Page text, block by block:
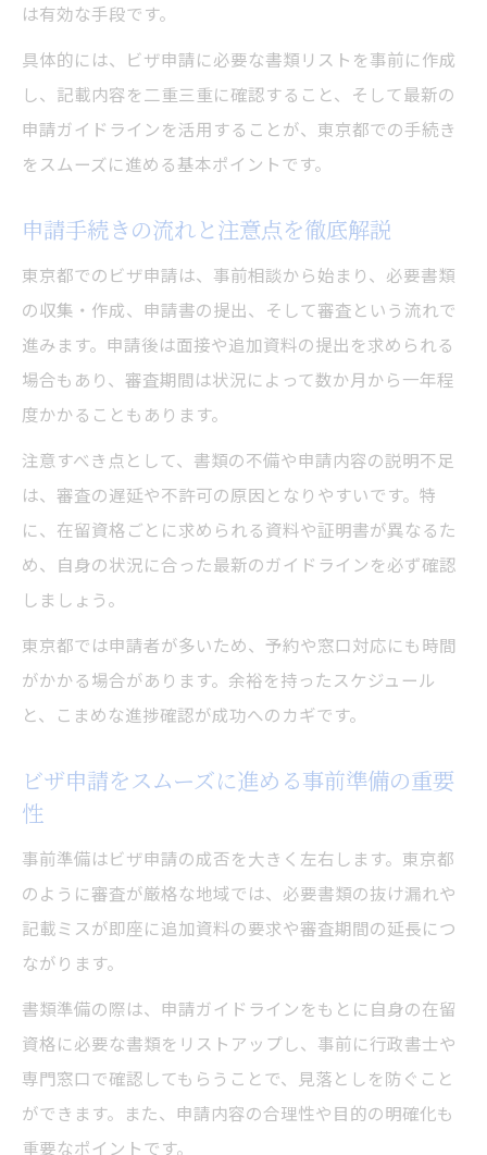
よくある失敗例から学ぶビザ申請の注意点
ビザ申請自力対応で押さえたいサポート活
在留資格手続きのポイントを徹底解説
ビザ申請時に知っておくべき在留資格種類
東京都の在留資格手続きと必要書類の流れ
ビザ申請と在留資格更新の違いと注意点
在留資格取得のための実践的アドバイス
ビザ申請と関連する在留資格の選び方
は有効な手段です。
具体的には、ビザ申請に必要な書類リストを事前に作成
し、記載内容を二重三重に確認すること、そして最新の
申請ガイドラインを活用することが、東京都での手続き
をスムーズに進める基本ポイントです。
申請手続きの流れと注意点を徹底解説
東京都でのビザ申請は、事前相談から始まり、必要書類
の収集・作成、申請書の提出、そして審査という流れで
進みます。申請後は面接や追加資料の提出を求められる
場合もあり、審査期間は状況によって数か月から一年程
度かかることもあります。
注意すべき点として、書類の不備や申請内容の説明不足
は、審査の遅延や不許可の原因となりやすいです。特
に、在留資格ごとに求められる資料や証明書が異なるた
め、自身の状況に合った最新のガイドラインを必ず確認
しましょう。
東京都では申請者が多いため、予約や窓口対応にも時間
がかかる場合があります。余裕を持ったスケジュール
と、こまめな進捗確認が成功へのカギです。
ビザ申請をスムーズに進める事前準備の重要
性
事前準備はビザ申請の成否を大きく左右します。東京都
のように審査が厳格な地域では、必要書類の抜け漏れや
記載ミスが即座に追加資料の要求や審査期間の延長につ
ながります。
書類準備の際は、申請ガイドラインをもとに自身の在留
資格に必要な書類をリストアップし、事前に行政書士や
専門窓口で確認してもらうことで、見落としを防ぐこと
ができます。また、申請内容の合理性や目的の明確化も
重要なポイントです。